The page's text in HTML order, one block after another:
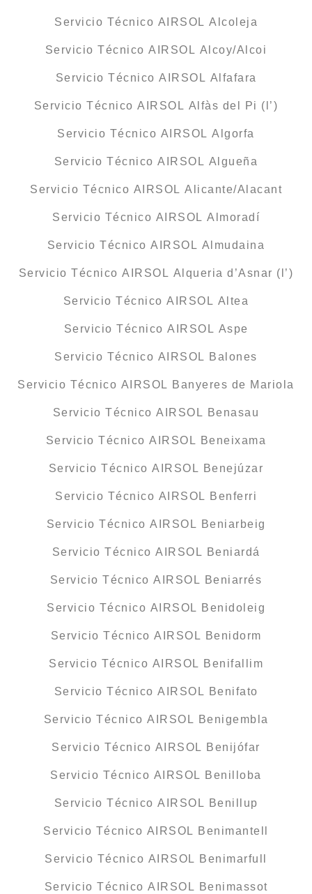
Servicio Técnico AIRSOL Alcoleja
Servicio Técnico AIRSOL Alcoy/Alcoi
Servicio Técnico AIRSOL Alfafara
Servicio Técnico AIRSOL Alfàs del Pi (l’)
Servicio Técnico AIRSOL Algorfa
Servicio Técnico AIRSOL Algueña
Servicio Técnico AIRSOL Alicante/Alacant
Servicio Técnico AIRSOL Almoradí
Servicio Técnico AIRSOL Almudaina
Servicio Técnico AIRSOL Alqueria d’Asnar (l’)
Servicio Técnico AIRSOL Altea
Servicio Técnico AIRSOL Aspe
Servicio Técnico AIRSOL Balones
Servicio Técnico AIRSOL Banyeres de Mariola
Servicio Técnico AIRSOL Benasau
Servicio Técnico AIRSOL Beneixama
Servicio Técnico AIRSOL Benejúzar
Servicio Técnico AIRSOL Benferri
Servicio Técnico AIRSOL Beniarbeig
Servicio Técnico AIRSOL Beniardá
Servicio Técnico AIRSOL Beniarrés
Servicio Técnico AIRSOL Benidoleig
Servicio Técnico AIRSOL Benidorm
Servicio Técnico AIRSOL Benifallim
Servicio Técnico AIRSOL Benifato
Servicio Técnico AIRSOL Benigembla
Servicio Técnico AIRSOL Benijófar
Servicio Técnico AIRSOL Benilloba
Servicio Técnico AIRSOL Benillup
Servicio Técnico AIRSOL Benimantell
Servicio Técnico AIRSOL Benimarfull
Servicio Técnico AIRSOL Benimassot